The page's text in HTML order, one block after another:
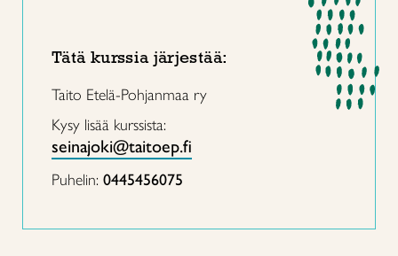
Tätä kurssia järjestää:
Taito Etelä-Pohjanmaa ry
Kysy lisää kurssista:
seinajoki@taitoep.fi
Puhelin: 0445456075